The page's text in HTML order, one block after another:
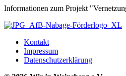
Informationen zum Projekt
Kontakt
Impressum
Datenschutzerklärung